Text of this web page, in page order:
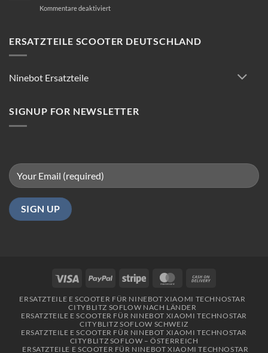
Kommentare deaktiviertfür
Reparatur:
ERSATZTEILE SCOOTER DEUTSCHLAND
Ninebot Ersatzteile
SIGNUP FOR NEWSLETTER
Visa PayPal Stripe MasterCard
Delivery
ERSATZTEILE E SCOOTER FÜR NINEBOT XIAOMI TECHNOSTAR
CITYBLITZ SOFLOW NACH LÄNDER
ERSATZTEILE E SCOOTER FÜR NINEBOT XIAOMI TECHNOSTAR
CITYBLITZ SOFLOW SCHWEIZ
ERSATZTEILE E SCOOTER FÜR NINEBOT XIAOMI TECHNOSTAR
CITYBLITZ SOFLOW – ÖSTERREICH
ERSATZTEILE E SCOOTER FÜR NINEBOT XIAOMI TECHNOSTAR